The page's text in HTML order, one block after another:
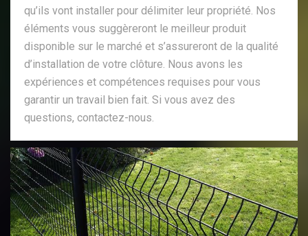
qu’ils vont installer pour délimiter leur propriété. Nos
éléments vous suggèreront le meilleur produit
disponible sur le marché et s’assureront de la qualité
d’installation de votre clôture. Nous avons les
expériences et compétences requises pour vous
garantir un travail bien fait. Si vous avez des
questions, contactez-nous.